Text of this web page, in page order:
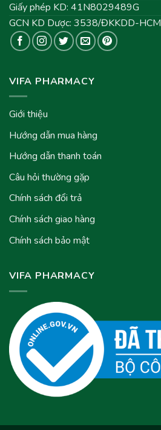
Giấy phép KD: 41N8029489G
GCN KD Dược: 3538/ĐKKDD-HCM
VIFA PHARMACY
Giới thiệu
Hướng dẫn mua hàng
Hướng dẫn thanh toán
Câu hỏi thường gặp
Chính sách đổi trả
Chính sách giao hàng
Chính sách bảo mật
VIFA PHARMACY